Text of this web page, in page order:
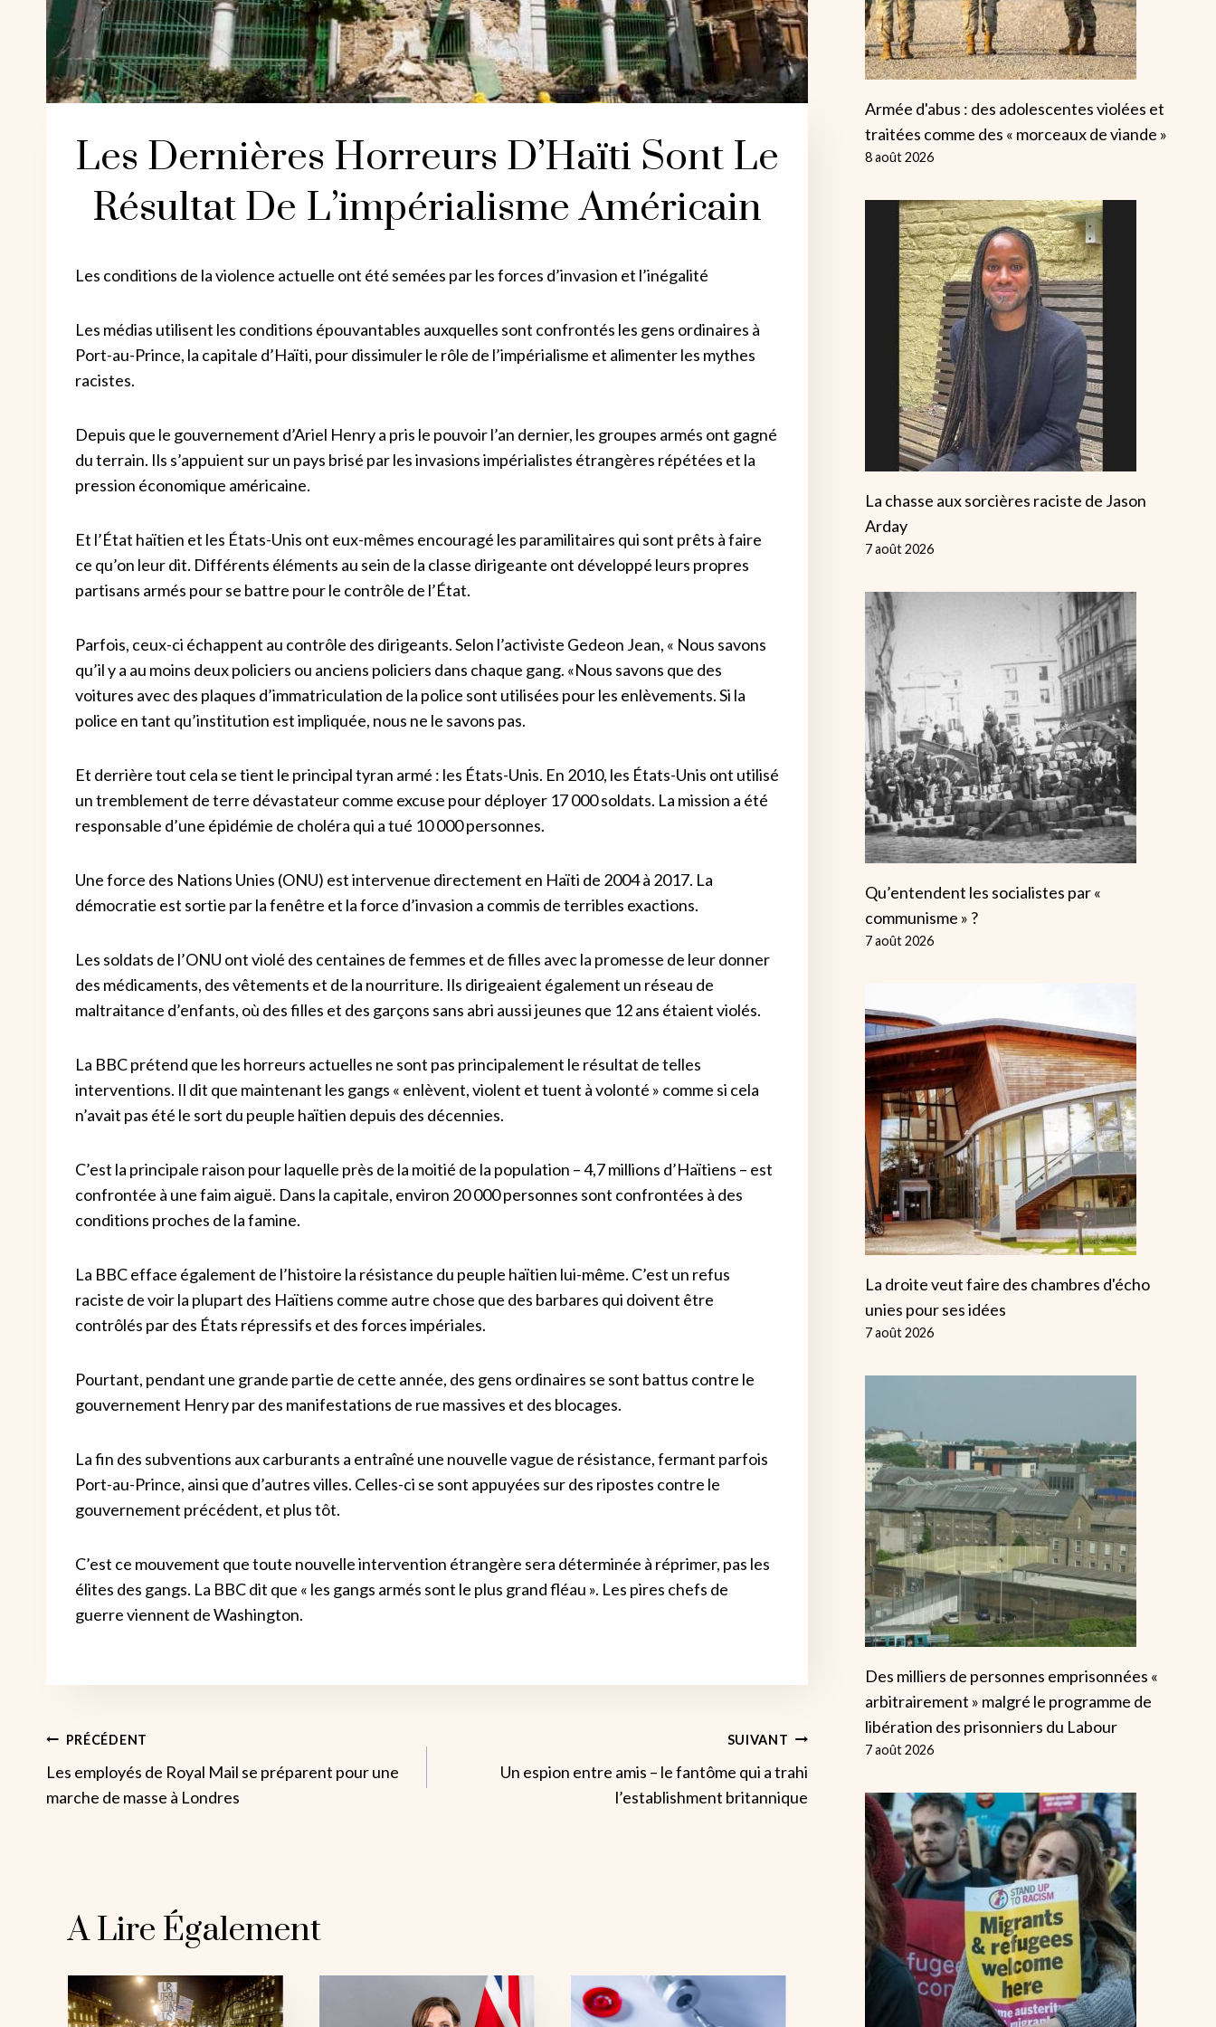
Les Dernières Horreurs D’Haïti Sont Le
Résultat De L’impérialisme Américain
Les conditions de la violence actuelle ont été semées par les forces d’invasion et l’inégalité
Les médias utilisent les conditions épouvantables auxquelles sont confrontés les gens ordinaires à
Port-au-Prince, la capitale d’Haïti, pour dissimuler le rôle de l’impérialisme et alimenter les mythes
racistes.
Depuis que le gouvernement d’Ariel Henry a pris le pouvoir l’an dernier, les groupes armés ont gagné
du terrain. Ils s’appuient sur un pays brisé par les invasions impérialistes étrangères répétées et la
pression économique américaine.
Et l’État haïtien et les États-Unis ont eux-mêmes encouragé les paramilitaires qui sont prêts à faire
ce qu’on leur dit. Différents éléments au sein de la classe dirigeante ont développé leurs propres
partisans armés pour se battre pour le contrôle de l’État.
Parfois, ceux-ci échappent au contrôle des dirigeants. Selon l’activiste Gedeon Jean, « Nous savons
qu’il y a au moins deux policiers ou anciens policiers dans chaque gang. «Nous savons que des
voitures avec des plaques d’immatriculation de la police sont utilisées pour les enlèvements. Si la
police en tant qu’institution est impliquée, nous ne le savons pas.
Et derrière tout cela se tient le principal tyran armé : les États-Unis. En 2010, les États-Unis ont utilisé
un tremblement de terre dévastateur comme excuse pour déployer 17 000 soldats. La mission a été
responsable d’une épidémie de choléra qui a tué 10 000 personnes.
Une force des Nations Unies (ONU) est intervenue directement en Haïti de 2004 à 2017. La
démocratie est sortie par la fenêtre et la force d’invasion a commis de terribles exactions.
Les soldats de l’ONU ont violé des centaines de femmes et de filles avec la promesse de leur donner
des médicaments, des vêtements et de la nourriture. Ils dirigeaient également un réseau de
maltraitance d’enfants, où des filles et des garçons sans abri aussi jeunes que 12 ans étaient violés.
La BBC prétend que les horreurs actuelles ne sont pas principalement le résultat de telles
interventions. Il dit que maintenant les gangs « enlèvent, violent et tuent à volonté » comme si cela
n’avait pas été le sort du peuple haïtien depuis des décennies.
C’est la principale raison pour laquelle près de la moitié de la population – 4,7 millions d’Haïtiens – est
confrontée à une faim aiguë. Dans la capitale, environ 20 000 personnes sont confrontées à des
conditions proches de la famine.
La BBC efface également de l’histoire la résistance du peuple haïtien lui-même. C’est un refus
raciste de voir la plupart des Haïtiens comme autre chose que des barbares qui doivent être
contrôlés par des États répressifs et des forces impériales.
Pourtant, pendant une grande partie de cette année, des gens ordinaires se sont battus contre le
gouvernement Henry par des manifestations de rue massives et des blocages.
La fin des subventions aux carburants a entraîné une nouvelle vague de résistance, fermant parfois
Port-au-Prince, ainsi que d’autres villes. Celles-ci se sont appuyées sur des ripostes contre le
gouvernement précédent, et plus tôt.
C’est ce mouvement que toute nouvelle intervention étrangère sera déterminée à réprimer, pas les
élites des gangs. La BBC dit que « les gangs armés sont le plus grand fléau ». Les pires chefs de
guerre viennent de Washington.
Navigation
De
PRÉCÉDENT
Les employés de Royal Mail se préparent pour une
marche de masse à Londres
SUIVANT
Un espion entre amis – le fantôme qui a trahi
l’establishment britannique
A Lire Également
Armée d'abus : des adolescentes violées et
traitées comme des « morceaux de viande »
8 août 2026
La chasse aux sorcières raciste de Jason
Arday
7 août 2026
Qu’entendent les socialistes par «
communisme » ?
7 août 2026
La droite veut faire des chambres d'écho
unies pour ses idées
7 août 2026
Des milliers de personnes emprisonnées «
arbitrairement » malgré le programme de
libération des prisonniers du Labour
7 août 2026